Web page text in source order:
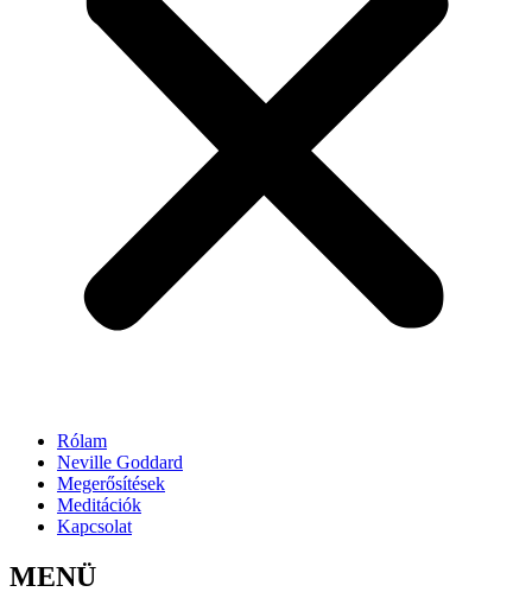
Rólam
Neville Goddard
Megerősítések
Meditációk
Kapcsolat
MENÜ